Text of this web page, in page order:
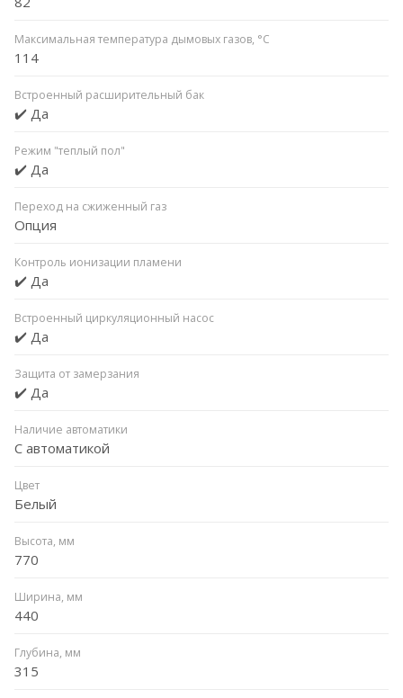
Максимальная температура дымовых газов, °C
114
Встроенный расширительный бак
✔️ Да
Режим "теплый пол"
✔️ Да
Переход на сжиженный газ
Опция
Контроль ионизации пламени
✔️ Да
Встроенный циркуляционный насос
✔️ Да
Защита от замерзания
✔️ Да
Наличие автоматики
С автоматикой
Цвет
Белый
Высота, мм
770
Ширина, мм
440
Глубина, мм
315